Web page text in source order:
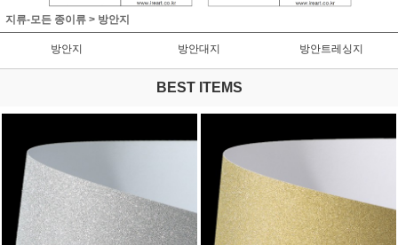
지류-모든 종이류 > 방안지
방안지 방안대지 방안트레싱지
BEST ITEMS